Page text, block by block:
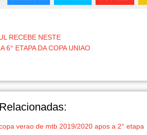
RECEBE NESTE
6° ETAPA DA COPA UNIAO
verao de mtb 2019/2020 apos a 2° etapa